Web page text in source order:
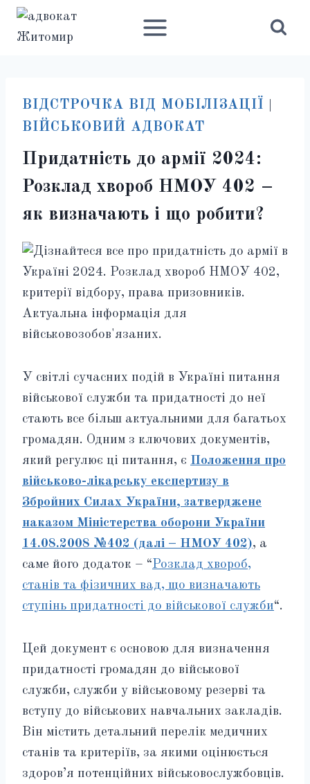
Перейти
ВІДСТРОЧКА ВІД МОБІЛІЗАЦІЇ
ВІЙСЬКОВИЙ АДВОКАТ
Придатність до армії 2024:
Розклад хвороб НМОУ 402 –
як визначають і що робити?
У світлі сучасних подій в Україні питання
військової служби та придатності до неї
стають все більш актуальними для багатьох
громадян. Одним з ключових документів,
який регулює ці питання, є Положення про
військово-лікарську експертизу в
Збройних Силах України, затверджене
наказом Міністерства оборони України
14.08.2008 №402 (далі – НМОУ 402), а
саме його додаток – “Розклад хвороб,
станів та фізичних вад, що визначають
ступінь придатності до військової служби“.
Цей документ є основою для визначення
придатності громадян до військової
служби, служби у військовому резерві та
вступу до військових навчальних закладів.
Він містить детальний перелік медичних
станів та критеріїв, за якими оцінюється
здоров’я потенційних військовослужбовців.